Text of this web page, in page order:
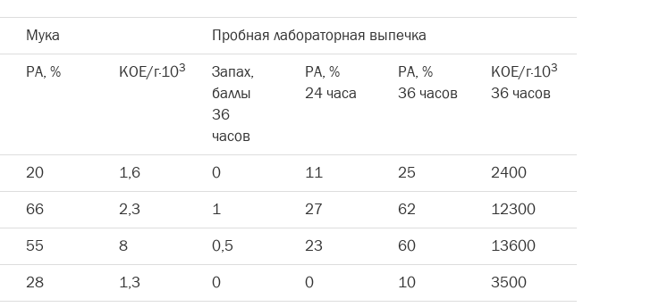
Мука
Пробная лабораторная выпечка
РА, % КОЕ/г·103
Запах,
баллы
36
часов
РА, %
24 часа
РА, %
36 часов
КОЕ/г·103
36 часов
20 1,6 0 11 25
2400
66 2,3 1 27 62
12300
55 8 0,5 23 60
13600
28 1,3 0 0 10
3500